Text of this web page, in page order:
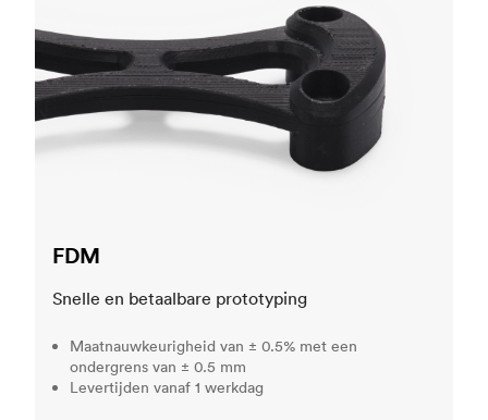
FDM
Snelle en betaalbare prototyping
Maatnauwkeurigheid van ± 0.5% met een
ondergrens van ± 0.5 mm
Levertijden vanaf 1 werkdag